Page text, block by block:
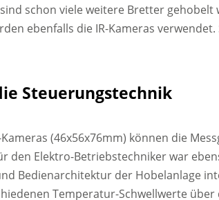
schon viele weitere Bretter gehobelt
ebenfalls die IR-Kameras
Steuerungstechnik
(46x56x76mm) können die
den Elektro-Betriebstechniker war
Bedienarchitektur der Hobelanlage
Temperatur-Schwellwerte über